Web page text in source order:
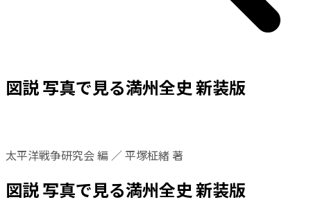
図説 写真で見る満州全史 新装版
太平洋戦争研究会 編 ／ 平塚柾緒 著
図説 写真で見る満州全史 新装版